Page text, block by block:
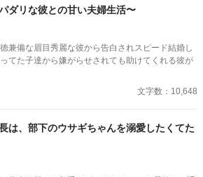
なかったはずなのに、意外とキュートな一面のあ
ダリな彼との甘い夫婦生活〜
兼備な眉目秀麗な彼から告白されスピード結婚し
てた子達から嫌がらせされても助けてくれる彼が
文字数：10,648
は、部下のウサギちゃんを溺愛したくてた